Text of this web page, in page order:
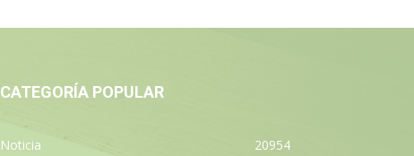
CATEGORÍA POPULAR
Noticia
20954